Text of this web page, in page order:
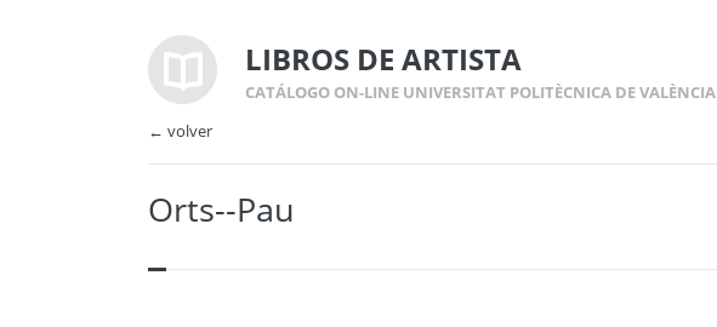
LIBROS DE ARTISTA
CATÁLOGO ON-LINE UNIVERSITAT POLITÈCNICA DE VALÈNCIA
← volver
Orts--Pau